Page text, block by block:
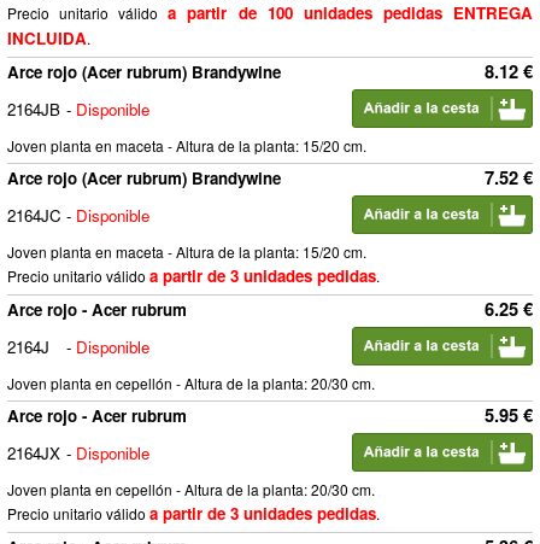
Precio unitario válidoa partir de 100 unidades pedidas ENTREGA
INCLUIDA.
8.12 €
Arce rojo (Acer rubrum) Brandywine
2164JB - Disponible
Joven planta en maceta - Altura de la planta: 15/20 cm.
7.52 €
Arce rojo (Acer rubrum) Brandywine
2164JC - Disponible
Joven planta en maceta - Altura de la planta: 15/20 cm.
Precio unitario válido a partir de 3 unidades pedidas.
6.25 €
Arce rojo - Acer rubrum
2164J
- Disponible
Joven planta en cepellón - Altura de la planta: 20/30 cm.
5.95 €
Arce rojo - Acer rubrum
2164JX - Disponible
Joven planta en cepellón - Altura de la planta: 20/30 cm.
Precio unitario válido a partir de 3 unidades pedidas.